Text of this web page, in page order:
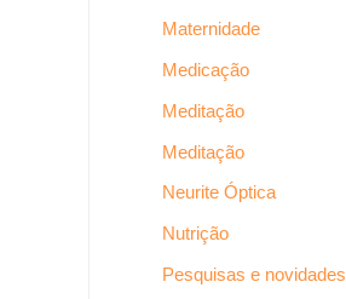
Maternidade
Medicação
Meditação
Meditação
Neurite Óptica
Nutrição
Pesquisas e novidades